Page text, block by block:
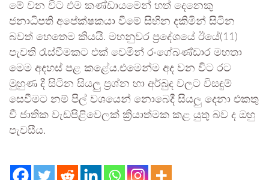
මේ වන විට එම කණ්ඩායමෙන් හත් දෙනෙකු
ජනාධිපති අපේක්ෂකයා වීමේ සිහින දකිමින් සිටින
බවත් හෙතෙම කියයි. මහනුවර ප්‍රදේශයේ ඊයේ(11)
පැවති රැස්වීමකට එක් වෙමින් රංගේබණ්ඩාර මහතා
මෙම අදහස් පළ කළේය.එමෙන්ම අද වන විට රට
මුහුණ දී සිටින සියලු ප්‍රශ්න හා අර්බුද වලට විසඳුම්
සෙවීමට නම් පිල් වශයෙන් නොබෙදී සියලු දෙනා එකතු
වී ජාතික වැඩපිළිවෙලක් ක්‍රියාත්මක කළ යුතු බව ද ඔහු
පැවසීය.